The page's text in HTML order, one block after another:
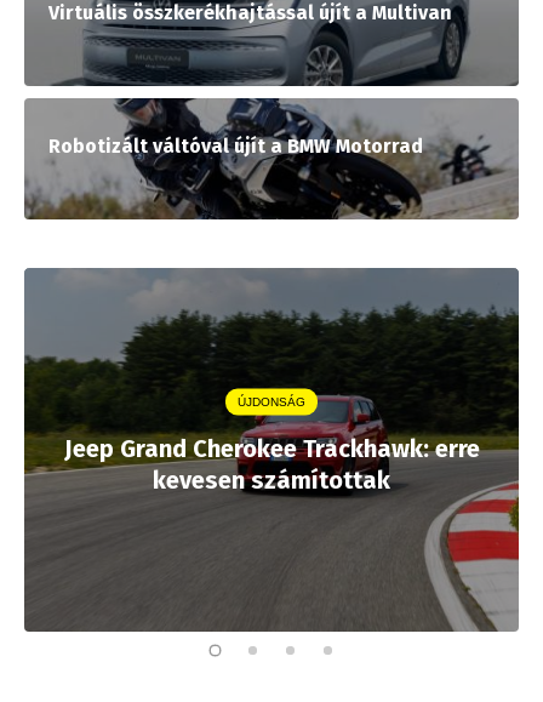
Virtuális összkerékhajtással újít a Multivan
Robotizált váltóval újít a BMW Motorrad
ÚJDONSÁG
Jeep Grand Cherokee Trackhawk: erre
kevesen számítottak